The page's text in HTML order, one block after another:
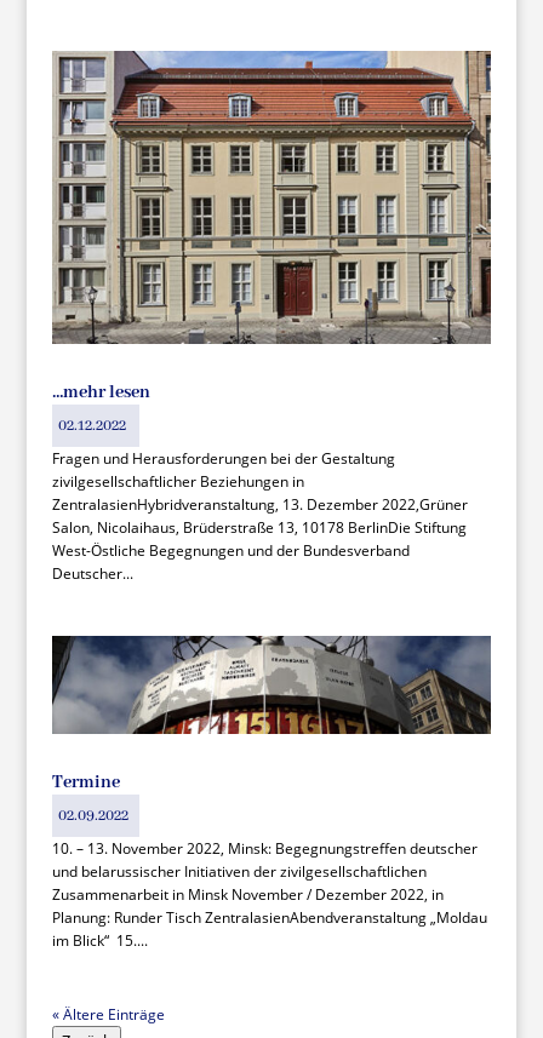
…mehr lesen
02.12.2022
Fragen und Herausforderungen bei der Gestaltung
zivilgesellschaftlicher Beziehungen in
ZentralasienHybridveranstaltung, 13. Dezember 2022,Grüner
Salon, Nicolaihaus, Brüderstraße 13, 10178 BerlinDie Stiftung
West-Östliche Begegnungen und der Bundesverband
Deutscher...
Termine
02.09.2022
10. – 13. November 2022, Minsk: Begegnungstreffen deutscher
und belarussischer Initiativen der zivilgesellschaftlichen
Zusammenarbeit in Minsk November / Dezember 2022, in
Planung: Runder Tisch ZentralasienAbendveranstaltung „Moldau
im Blick“ 15....
« Ältere Einträge